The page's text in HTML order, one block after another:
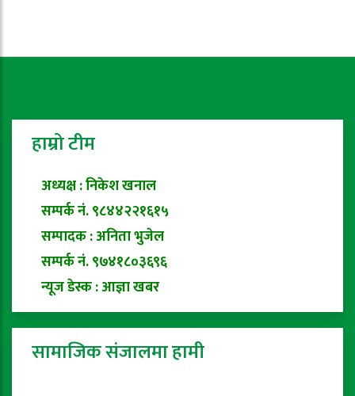
हाम्रो टीम
अध्यक्ष : निकेश खनाल
सम्पर्क नं. ९८४४२२१६१५
सम्पादक : अनिता भुजेल
सम्पर्क नं. ९७४१८०३६९६
न्यूज डेस्क : आज्ञा खबर
सामाजिक संजालमा हामी